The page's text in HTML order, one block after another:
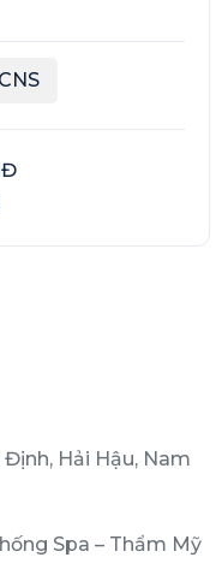
Định, Hải Hậu, Nam
Spa – Thẩm Mỹ